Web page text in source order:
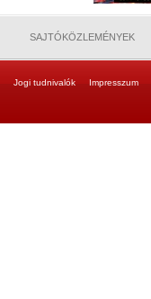
SAJTÓKÖZLEMÉNYEK
Jogi tudnivalók Impresszum